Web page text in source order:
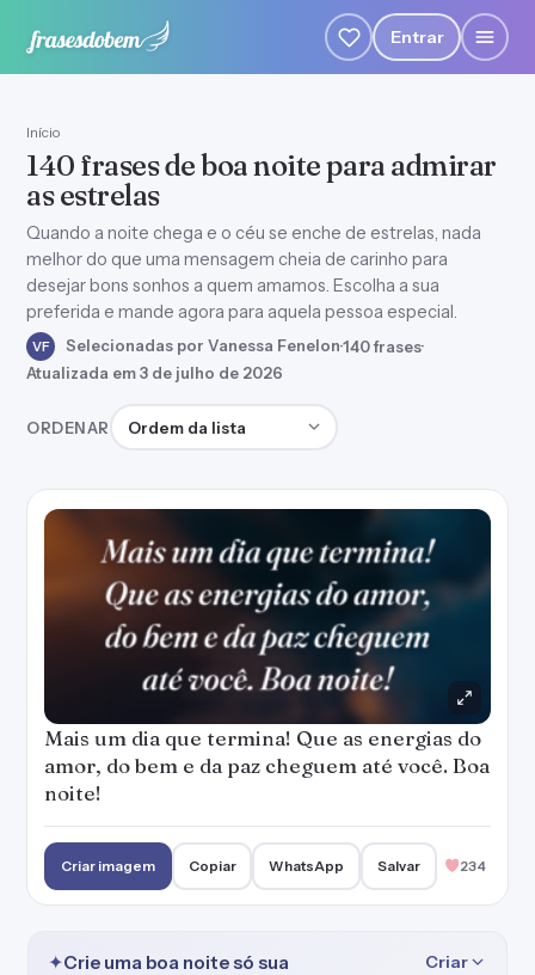
Entrar
Início
140 frases de boa noite para admirar
as estrelas
Quando a noite chega e o céu se enche de estrelas, nada
melhor do que uma mensagem cheia de carinho para
desejar bons sonhos a quem amamos. Escolha a sua
preferida e mande agora para aquela pessoa especial.
VF Selecionadas por Vanessa Fenelon·140 frases·
Atualizada em 3 de julho de 2026
ORDENAR Ordenar frases
Mais um dia que termina! Que as energias do
amor, do bem e da paz cheguem até você. Boa
noite!
Criar imagem Copiar WhatsApp Salvar 234
✦Crie uma boa noite só sua Criar